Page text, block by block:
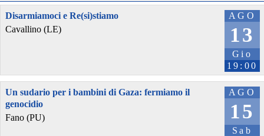
AGO
13
Gio
19:00
Disarmiamoci e Re(si)stiamo
Cavallino (LE)
AGO
15
Sab
Un sudario per i bambini di Gaza: fermiamo il
genocidio
Fano (PU)